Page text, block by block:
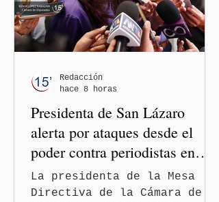
Presidenta de San Lázaro
alerta por ataques desde el
poder contra periodistas en
México
La presidenta de la Mesa
Directiva de la Cámara de
Redacción
hace 8 horas